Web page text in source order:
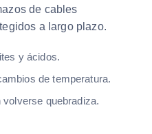
de cables
a largo plazo.
y ácidos.
de temperatura.
quebradiza.